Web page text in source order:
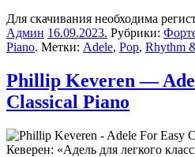
Для скачивания необходима
Админ 16.09.2023. Рубрики:
Piano. Метки: Adele, Pop, Rhythm
Phillip Keveren —
Classical Piano
Кеверен: «Адель для легкого